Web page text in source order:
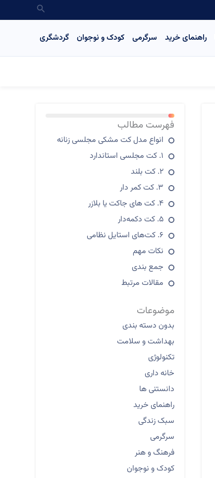
جستجو
راهنمای خرید سرگرمی کودک و نوجوان گردشگری
13%
فهرست مطالب
انواع مدل کت مشکی مجلسی زنانه
۱. کت مجلسی استاندارد
۲. کت بلند
۳. کت کمر دار
۴. کت های جاکت یا بلازر
۵. کت دکمه‌دار
۶. کت‌های استایل نظامی
نکات مهم
جمع بندی
مقالات مرتبط
موضوعات
بدون دسته بندی
بهداشت و سلامت
تکنولوژی
خانه داری
دانستنی ها
راهنمای خرید
سبک زندگی
سرگرمی
فرهنگ و هنر
کودک و نوجوان